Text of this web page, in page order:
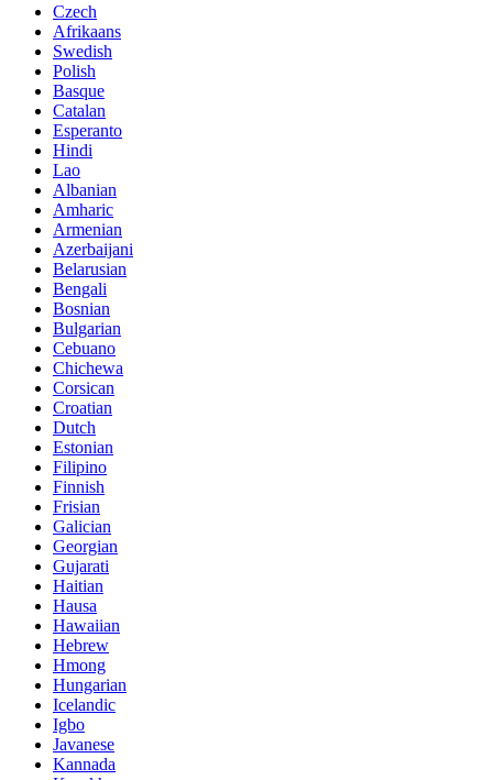
Czech
Afrikaans
Swedish
Polish
Basque
Catalan
Esperanto
Hindi
Lao
Albanian
Amharic
Armenian
Azerbaijani
Belarusian
Bengali
Bosnian
Bulgarian
Cebuano
Chichewa
Corsican
Croatian
Dutch
Estonian
Filipino
Finnish
Frisian
Galician
Georgian
Gujarati
Haitian
Hausa
Hawaiian
Hebrew
Hmong
Hungarian
Icelandic
Igbo
Javanese
Kannada